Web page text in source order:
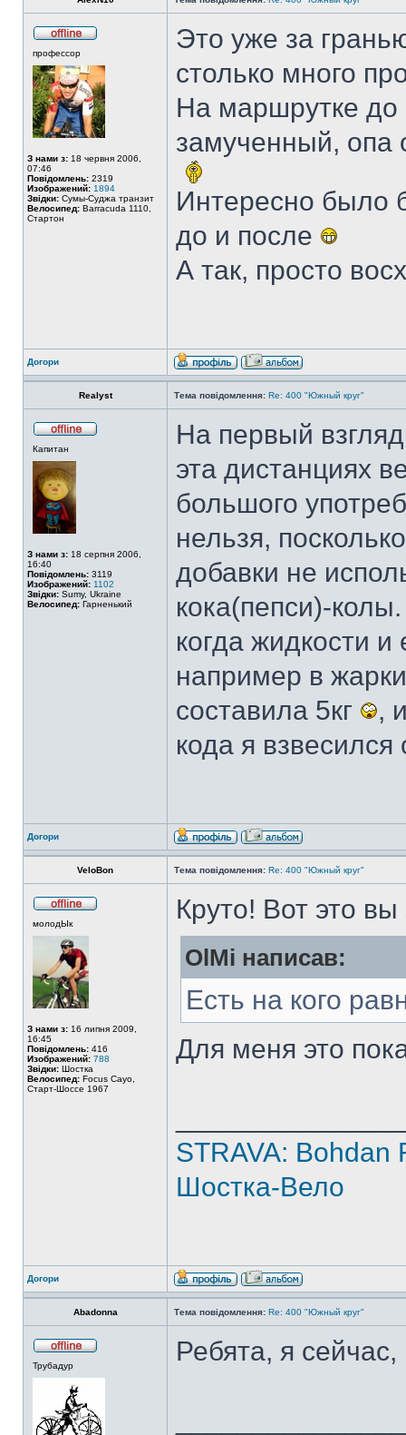
профессор
З нами з: 18 червня 2006,
07:46
Повідомлень: 2319
Изображений: 1894
Звідки: Сумы-Суджа транзит
Велосипед: Barracuda 1110,
Стартон
Это уже за
столько много
На маршрутке до
замученный, опа
Интересно было
до и после
А так, просто
Догори
Realyst Тема повідомлення: Re: 400 "Южный круг"
Капитан
З нами з: 18 серпня 2006,
16:40
Повідомлень: 3119
Изображений: 1102
Звідки: Sumy, Ukraine
Велосипед: Гарненький
На первый
эта дистанциях
большого
нельзя,
добавки не
кока(пепси)-
когда жидкости
например в
составила 5кг
,
кода я
Догори
VeloBon Тема повідомлення: Re: 400 "Южный круг"
молодЫк
З нами з: 16 липня 2009,
16:45
Повідомлень: 416
Изображений: 788
Звідки: Шостка
Велосипед: Focus Cayo,
Старт-Шоссе 1967
Круто! Вот это
OlMi написав:
Есть на кого
Для меня это
STRAVA: Bohdan
Шостка-Вело
Догори
Abadonna Тема повідомлення: Re: 400 "Южный круг"
Трубадур Ребята, я